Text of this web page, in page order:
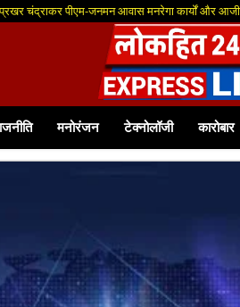
चंद्राकर पीएम-जनमन आवास मनरेगा कार्यों और
मनोरंजन टेक्नोलॉजी कारोबार